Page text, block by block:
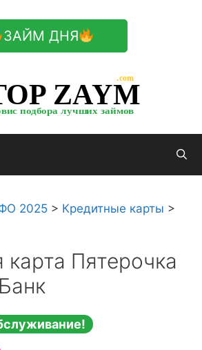
ЗАЙМ ДНЯ
ZAYM
подбора лучших займов
.com
2025 > Кредитные карты >
карта Пятерочка